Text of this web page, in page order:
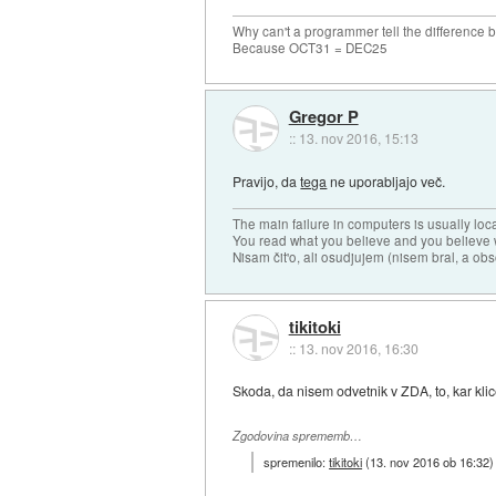
Why can't a programmer tell the difference
Because OCT31 = DEC25
Gregor P
:: 13. nov 2016, 15:13
Pravijo, datega ne uporabljajo več.
The main failure in computers is usually
You read what you believe and you believe
Nisam čit'o, ali osudjujem (nisem bral, a
tikitoki
:: 13. nov 2016, 16:30
Skoda, da nisem odvetnik v ZDA, to, kar
Zgodovina sprememb…
spremenilo:tikitoki(13. nov 2016 ob 16:32)